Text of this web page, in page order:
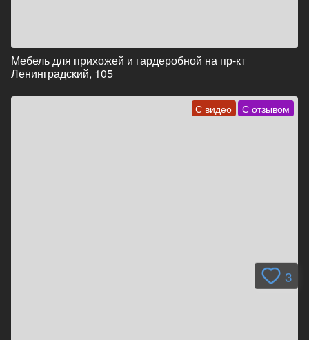
3
Мебель для прихожей и гардеробной на пр-кт
Ленинградский, 105
С видео С отзывом